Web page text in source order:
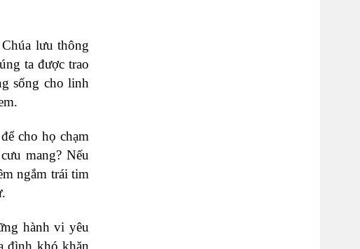
lưu thông
ta được trao
sống cho linh
cho họ chạm
mang? Nếu
ngắm trái tim
hành vi yêu
đình khó khăn